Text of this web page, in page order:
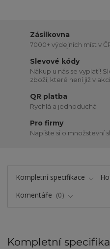
Zásilkovna
7000+ výdejních míst v
Slevové kódy
Nákup u nás se vyplatí!
zboží, které není již v
QR platba
Rychlá a jednoduchá
Pro firmy
Napište si o množstevní
Kompletní specifikace
Komentáře
0
Kompletní